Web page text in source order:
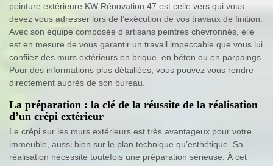
peinture extérieure KW Rénovation 47 est celle vers qui vous
devez vous adresser lors de l’exécution de vos travaux de finition.
Avec son équipe composée d’artisans peintres chevronnés, elle
est en mesure de vous garantir un travail impeccable que vous lui
confiiez des murs extérieurs en brique, en béton ou en parpaings.
Pour des informations plus détaillées, vous pouvez vous rendre
directement auprès de son bureau.
La préparation : la clé de la réussite de la réalisation
d’un crépi extérieur
Le crépi sur les murs extérieurs est très avantageux pour votre
immeuble, aussi bien sur le plan technique qu’esthétique. Sa
réalisation nécessite toutefois une préparation sérieuse. À cet